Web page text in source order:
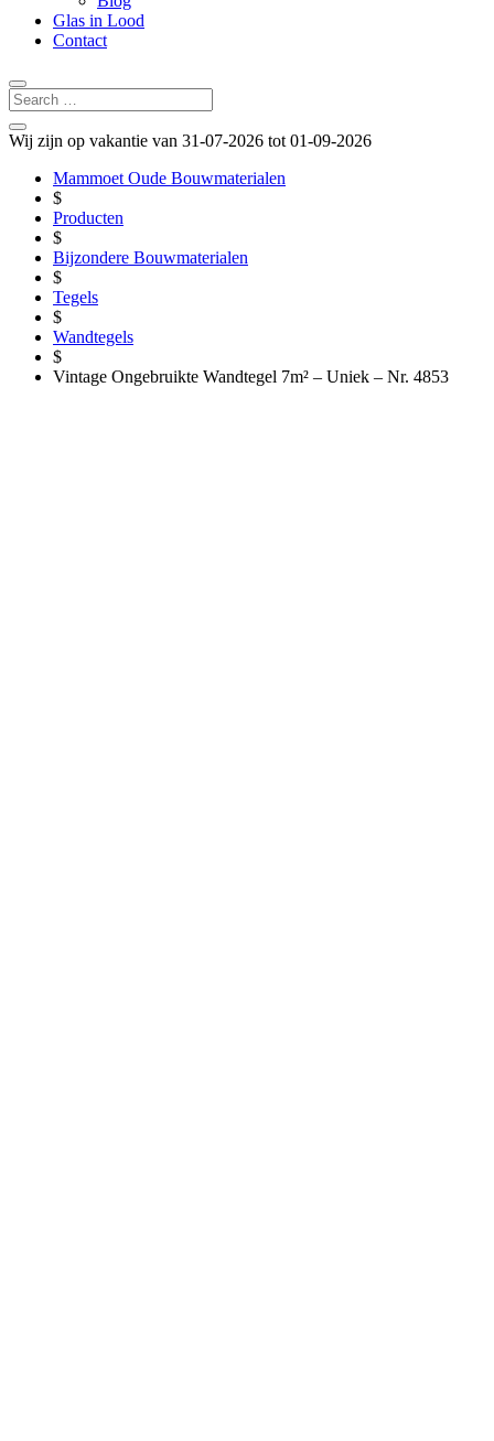
Glas in Lood
Contact
Wij zijn op vakantie van 31-07-2026 tot 01-09-2026
Mammoet Oude Bouwmaterialen
$
Producten
$
Bijzondere Bouwmaterialen
$
Tegels
$
Wandtegels
$
Vintage Ongebruikte Wandtegel 7m² – Uniek – Nr. 4853